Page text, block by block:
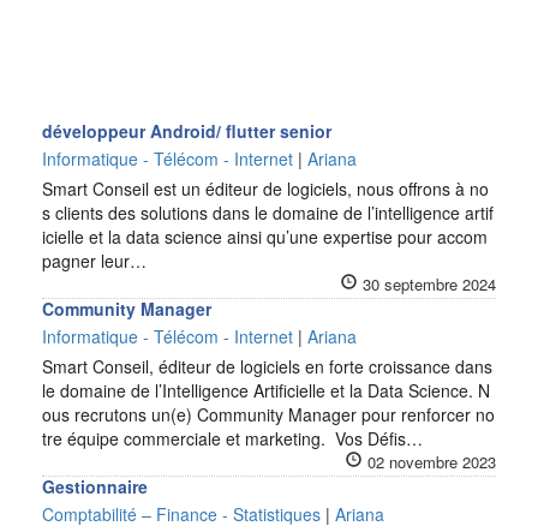
développeur Android/ flutter senior
Informatique - Télécom - Internet | Ariana
Smart Conseil est un éditeur de logiciels, nous offrons à no
s clients des solutions dans le domaine de l’intelligence artif
icielle et la data science ainsi qu’une expertise pour accom
pagner leur…
30 septembre 2024
Community Manager
Informatique - Télécom - Internet | Ariana
Smart Conseil, éditeur de logiciels en forte croissance dans
le domaine de l’Intelligence Artificielle et la Data Science. N
ous recrutons un(e) Community Manager pour renforcer no
tre équipe commerciale et marketing. Vos Défis…
02 novembre 2023
Gestionnaire
Comptabilité – Finance - Statistiques | Ariana